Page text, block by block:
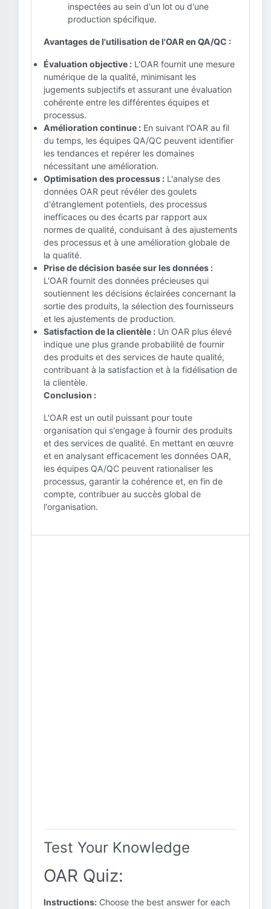
inspectées au sein d'un lot ou d'une
production spécifique.
Avantages de l'utilisation de l'OAR en QA/QC :
Évaluation objective : L'OAR fournit une mesure
numérique de la qualité, minimisant les
jugements subjectifs et assurant une évaluation
cohérente entre les différentes équipes et
processus.
Amélioration continue : En suivant l'OAR au fil
du temps, les équipes QA/QC peuvent identifier
les tendances et repérer les domaines
nécessitant une amélioration.
Optimisation des processus : L'analyse des
données OAR peut révéler des goulets
d'étranglement potentiels, des processus
inefficaces ou des écarts par rapport aux
normes de qualité, conduisant à des ajustements
des processus et à une amélioration globale de
la qualité.
Prise de décision basée sur les données :
L'OAR fournit des données précieuses qui
soutiennent les décisions éclairées concernant la
sortie des produits, la sélection des fournisseurs
et les ajustements de production.
Satisfaction de la clientèle : Un OAR plus élevé
indique une plus grande probabilité de fournir
des produits et des services de haute qualité,
contribuant à la satisfaction et à la fidélisation de
la clientèle.
Conclusion :
L'OAR est un outil puissant pour toute
organisation qui s'engage à fournir des produits
et des services de qualité. En mettant en œuvre
et en analysant efficacement les données OAR,
les équipes QA/QC peuvent rationaliser les
processus, garantir la cohérence et, en fin de
compte, contribuer au succès global de
l'organisation.
Test Your Knowledge
OAR Quiz:
Instructions: Choose the best answer for each